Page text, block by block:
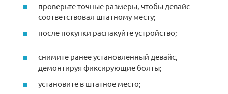
проверьте точные размеры, чтобы девайс
соответствовал штатному месту;
после покупки распакуйте устройство;
снимите ранее установленный девайс,
демонтируя фиксирующие болты;
установите в штатное место;